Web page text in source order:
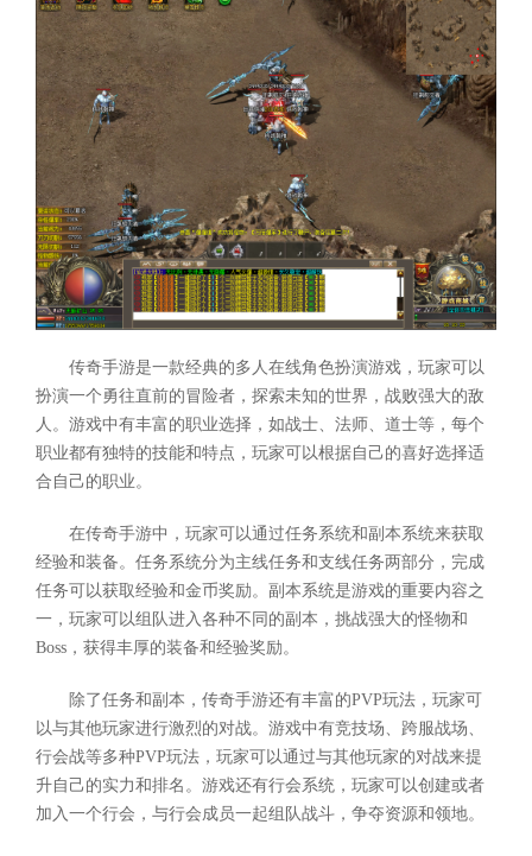
传奇手游是一款经典的多人在线角色扮演游戏，玩家可以
扮演一个勇往直前的冒险者，探索未知的世界，战败强大的敌
人。游戏中有丰富的职业选择，如战士、法师、道士等，每个
职业都有独特的技能和特点，玩家可以根据自己的喜好选择适
合自己的职业。
在传奇手游中，玩家可以通过任务系统和副本系统来获取
经验和装备。任务系统分为主线任务和支线任务两部分，完成
任务可以获取经验和金币奖励。副本系统是游戏的重要内容之
一，玩家可以组队进入各种不同的副本，挑战强大的怪物和
Boss，获得丰厚的装备和经验奖励。
除了任务和副本，传奇手游还有丰富的PVP玩法，玩家可
以与其他玩家进行激烈的对战。游戏中有竞技场、跨服战场、
行会战等多种PVP玩法，玩家可以通过与其他玩家的对战来提
升自己的实力和排名。游戏还有行会系统，玩家可以创建或者
加入一个行会，与行会成员一起组队战斗，争夺资源和领地。